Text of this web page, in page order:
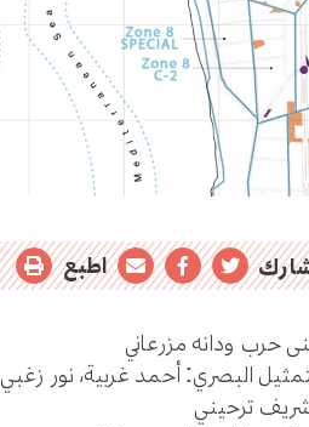
اطبع
حرب ودانه مزرعاني
البصري: أحمد غربية، نور زغبي
ترحيني